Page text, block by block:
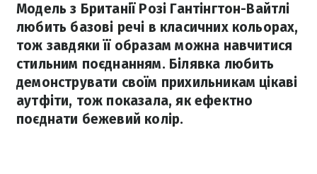
Модель з Британії Розі Гантінгтон-Вайтлі
любить базові речі в класичних кольорах,
тож завдяки її образам можна навчитися
стильним поєднанням. Білявка любить
демонструвати своїм прихильникам цікаві
аутфіти, тож показала, як ефектно
поєднати бежевий колір.